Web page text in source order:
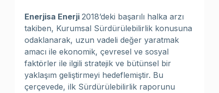
Enerjisa Enerji 2018’deki başarılı halka arzı
takiben, Kurumsal Sürdürülebilirlik konusuna
odaklanarak, uzun vadeli değer yaratmak
amacı ile ekonomik, çevresel ve sosyal
faktörler ile ilgili stratejik ve bütünsel bir
yaklaşım geliştirmeyi hedeflemiştir. Bu
çerçevede, ilk Sürdürülebilirlik raporunu